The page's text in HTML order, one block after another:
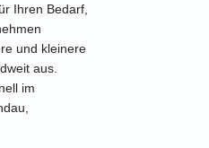
Ihren Bedarf,
und kleinere
aus.
im